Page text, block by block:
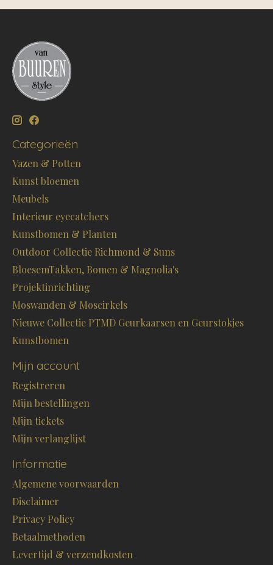
Categorieën
Vazen & Potten
Kunst bloemen
Meubels
Interieur eyecatchers
Kunstbomen & Planten
Outdoor Collectie Richmond & Suns
BloesemTakken, Bomen & Magnolia's
Projektinrichting
Moswanden & Moscirkels
Nieuwe Collectie PTMD Geurkaarsen en Geurstokjes
Kunstbomen
Mijn account
Registreren
Mijn bestellingen
Mijn tickets
Mijn verlanglijst
Informatie
Algemene voorwaarden
Disclaimer
Privacy Policy
Betaalmethoden
Levertijd & verzendkosten